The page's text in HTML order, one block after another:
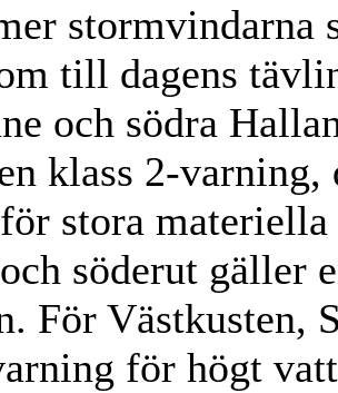
stormvindarna
till dagens
och södra
klass 2-
stora
söderut gäller
För Västkusten,
för högt